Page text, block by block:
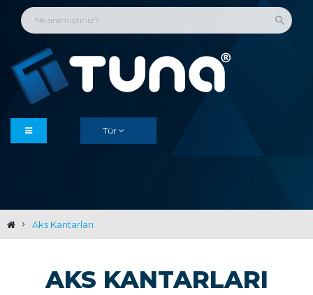
Tür
Aks Kantarları
AKS KANTARLARI